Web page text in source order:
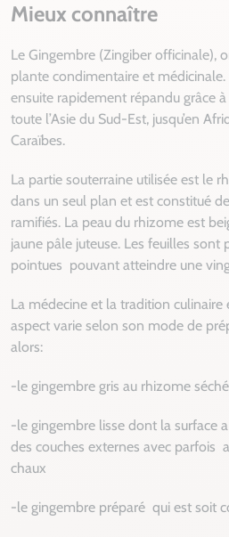
Mieux connaître
Le Gingembre (Zingiber officinale),
plante condimentaire et médicinale.
ensuite rapidement répandu grâce
toute l’Asie du Sud-Est, jusqu’en
Caraïbes.
La partie souterraine utilisée est le
dans un seul plan et est constitué
ramifiés. La peau du rhizome est
jaune pâle juteuse. Les feuilles sont
pointues pouvant atteindre une
La médecine et la tradition
aspect varie selon son mode de
alors:
-le gingembre gris au rhizome séché
-le gingembre lisse dont la surface
des couches externes avec parfois
chaux
-le gingembre préparé qui est soit